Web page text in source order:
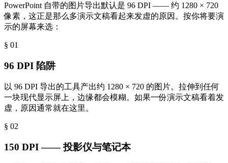
PowerPoint 自带的图片导出默认是 96 DPI —— 约 1280 × 720
像素，这正是那么多演示文稿看起来发虚的原因。按你将要演
示的屏幕来选：
§ 01
96 DPI 陷阱
以 96 DPI 导出的工具产出约 1280 × 720 的图片。拉伸到任何
一块现代显示屏上，边缘都会模糊。如果一份演示文稿看着发
虚，原因通常就在这里。
§ 02
150 DPI —— 投影仪与笔记本